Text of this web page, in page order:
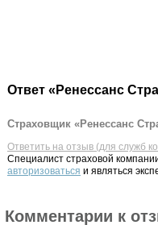
Ответ «Ренессанс
Страховщик «Ренессанс
Ответить на отзыв (для служб
Специалист страховой
авторизоваться и являться
Комментарии к